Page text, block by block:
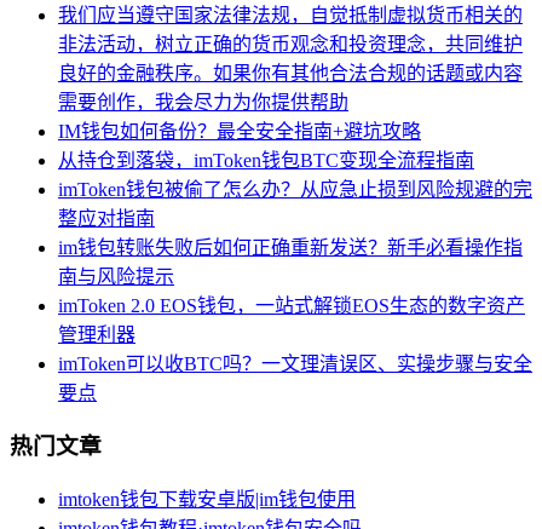
我们应当遵守国家法律法规，自觉抵制虚拟货币相关的
非法活动，树立正确的货币观念和投资理念，共同维护
良好的金融秩序。如果你有其他合法合规的话题或内容
需要创作，我会尽力为你提供帮助
IM钱包如何备份？最全安全指南+避坑攻略
从持仓到落袋，imToken钱包BTC变现全流程指南
imToken钱包被偷了怎么办？从应急止损到风险规避的完
整应对指南
im钱包转账失败后如何正确重新发送？新手必看操作指
南与风险提示
imToken 2.0 EOS钱包，一站式解锁EOS生态的数字资产
管理利器
imToken可以收BTC吗？一文理清误区、实操步骤与安全
要点
热门文章
imtoken钱包下载安卓版|im钱包使用